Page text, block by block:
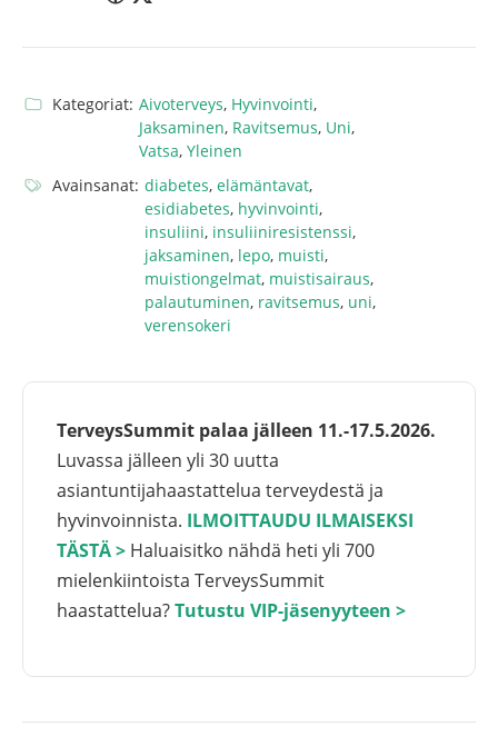
Kategoriat: Aivoterveys, Hyvinvointi,
Jaksaminen, Ravitsemus, Uni,
Vatsa, Yleinen
Avainsanat: diabetes, elämäntavat,
esidiabetes, hyvinvointi,
insuliini, insuliiniresistenssi,
jaksaminen, lepo, muisti,
muistiongelmat, muistisairaus,
palautuminen, ravitsemus, uni,
verensokeri
TerveysSummit palaa jälleen 11.-17.5.2026.
Luvassa jälleen yli 30 uutta
asiantuntijahaastattelua terveydestä ja
hyvinvoinnista. ILMOITTAUDU ILMAISEKSI
TÄSTÄ > Haluaisitko nähdä heti yli 700
mielenkiintoista TerveysSummit
haastattelua?Tutustu VIP-jäsenyyteen >